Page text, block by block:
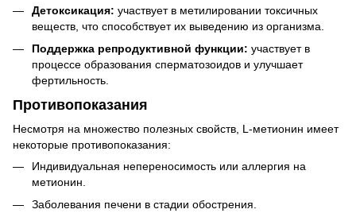
Детоксикация: участвует в метилировании токсичных
веществ, что способствует их выведению из организма.
Поддержка репродуктивной функции: участвует в
процессе образования сперматозоидов и улучшает
фертильность.
Противопоказания
Несмотря на множество полезных свойств, L-метионин имеет
некоторые противопоказания:
Индивидуальная непереносимость или аллергия на
метионин.
Заболевания печени в стадии обострения.